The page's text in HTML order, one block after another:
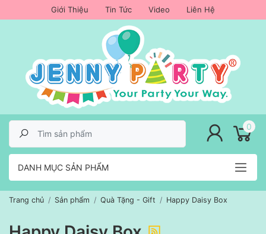
Giới Thiệu Tin Tức Video Liên Hệ
DANH MỤC SẢN PHẨM
0
Trang chủ Sản phẩm Quà Tặng - Gift Happy Daisy Box